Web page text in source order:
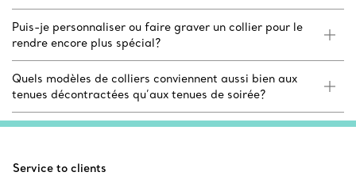
Puis-je personnaliser ou faire graver un collier pour le
rendre encore plus spécial?
Quels modèles de colliers conviennent aussi bien aux
tenues décontractées qu’aux tenues de soirée?
Service to clients